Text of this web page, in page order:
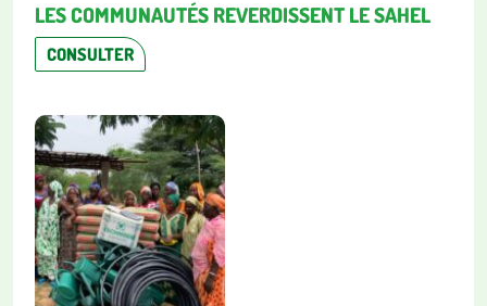
LES COMMUNAUTÉS REVERDISSENT LE SAHEL
CONSULTER